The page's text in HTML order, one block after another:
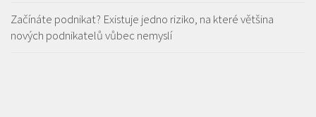
Začínáte podnikat? Existuje jedno riziko, na které většina
nových podnikatelů vůbec nemyslí